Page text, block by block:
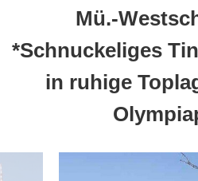
Mü.-
*Schnuckeliges
in ruhige